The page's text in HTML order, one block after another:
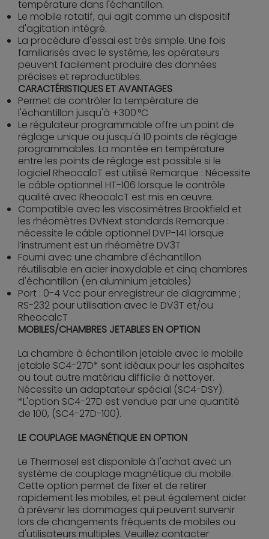
température dans l'échantillon.
Le mobile rotatif, qui agit comme un dispositif
d'agitation intégré.
La procédure d'essai est très simple. Une fois
familiarisés avec le système, les opérateurs
peuvent facilement produire des données
précises et reproductibles.
CARACTÉRISTIQUES ET AVANTAGES
Permet de contrôler la température de
l'échantillon jusqu'à +300 °C
Le régulateur programmable offre un point de
réglage unique ou jusqu'à 10 points de réglage
programmables. La montée en température
entre les points de réglage est possible si le
logiciel RheocalcT est utilisé Remarque : Nécessite
le câble optionnel HT-106 lorsque le contrôle
qualité avec RheocalcT est mis en œuvre.
Compatible avec les viscosimètres Brookfield et
les rhéomètres DVNext standards Remarque :
nécessite le câble optionnel DVP-141 lorsque
l’instrument est un rhéomètre DV3T
Fourni avec une chambre d'échantillon
réutilisable en acier inoxydable et cinq chambres
d'échantillon (en aluminium jetables)
Port : 0-4 Vcc pour enregistreur de diagramme ;
RS-232 pour utilisation avec le DV3T et/ou
RheocalcT
MOBILES/CHAMBRES JETABLES EN OPTION
La chambre à échantillon jetable avec le mobile
jetable SC4-27D* sont idéaux pour les asphaltes
ou tout autre matériau difficile à nettoyer.
Nécessite un adaptateur spécial (SC4-DSY).
*L'option SC4-27D est vendue par une quantité
de 100, (SC4-27D-100).
LE COUPLAGE MAGNÉTIQUE EN OPTION
Le Thermosel est disponible à l'achat avec un
système de couplage magnétique du mobile.
Cette option permet de fixer et de retirer
rapidement les mobiles, et peut également aider
à prévenir les dommages qui peuvent survenir
lors de changements fréquents de mobiles ou
d'utilisateurs multiples. Veuillez contacter